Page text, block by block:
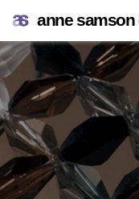
anne